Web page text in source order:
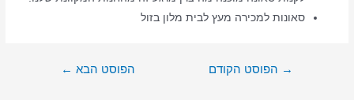
סאונות למכירה מעץ לבית מלון בזול
→ הפוסט הקודם הפוסט הבא ←